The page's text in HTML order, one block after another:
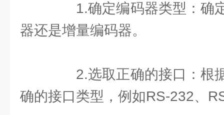
1.确定编码器类型：确
器还是增量编码器。
2.选取正确的接口：根
确的接口类型，例如RS-232、